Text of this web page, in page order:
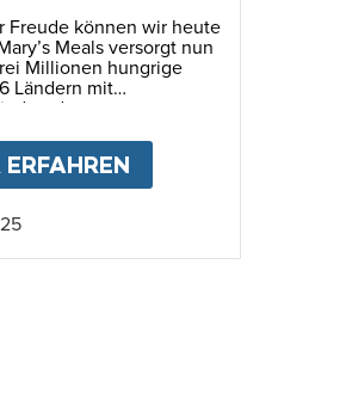
2025 - MM SCHWEIZ
Freude können wir heute
Meals versorgt nun
Millionen hungrige
Ländern mit
ERFAHREN